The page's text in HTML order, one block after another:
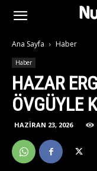
Ana Sayfa Haber
Haber
HAZAR
ÖVGÜYLE
HAZIRAN 23, 2026